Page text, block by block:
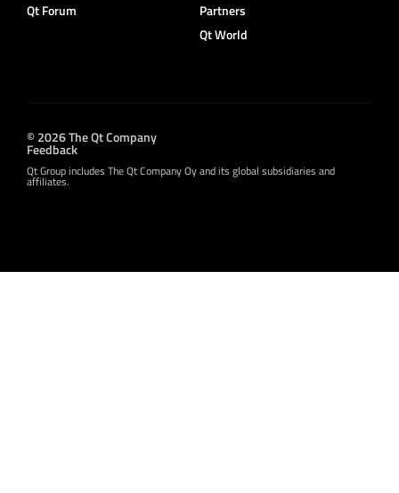
Qt Forum
Partners
Qt World
© 2026 The Qt Company
Feedback
Qt Group includes The Qt Company Oy and its global subsidiaries and
affiliates.